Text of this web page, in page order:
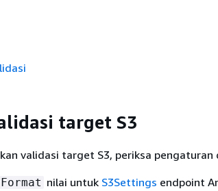
target S3
validasi target S3, periksa pengaturan
nilai untuk S3Settings endpoint